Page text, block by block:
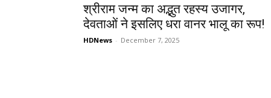
श्रीराम जन्म का अद्भुत रहस्य उजागर,
देवताओं ने इसलिए धरा वानर भालू का रूप!
HDNews - December 7, 2025